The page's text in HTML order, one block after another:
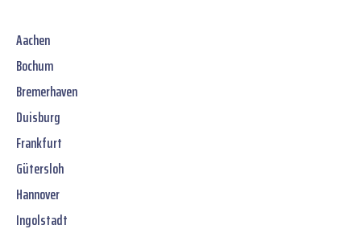
Aachen
Bochum
Bremerhaven
Duisburg
Frankfurt
Gütersloh
Hannover
Ingolstadt